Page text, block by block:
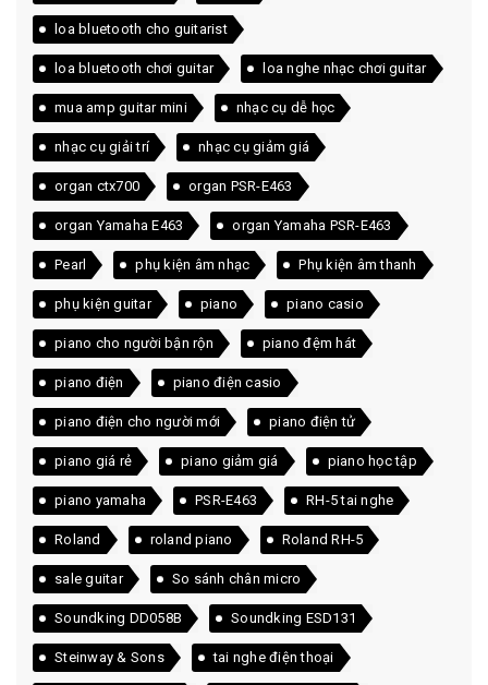
loa bluetooth cho guitarist
loa bluetooth chơi guitar loa nghe nhạc chơi guitar
mua amp guitar mini nhạc cụ dễ học
nhạc cụ giải trí nhạc cụ giảm giá
organ ctx700 organ PSR-E463
organ Yamaha E463 organ Yamaha PSR-E463
Pearl phụ kiện âm nhạc Phụ kiện âm thanh
phụ kiện guitar piano piano casio
piano cho người bận rộn piano đệm hát
piano điện piano điện casio
piano điện cho người mới piano điện tử
piano giá rẻ piano giảm giá piano học tập
piano yamaha PSR-E463 RH-5 tai nghe
Roland roland piano Roland RH-5
sale guitar So sánh chân micro
Soundking DD058B Soundking ESD131
Steinway & Sons tai nghe điện thoại